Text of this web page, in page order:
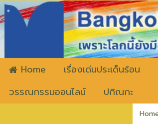
Home เรื่องเด่นประเด็นร้อน
วรรณกรรมออนไลน์
ปกิณกะ